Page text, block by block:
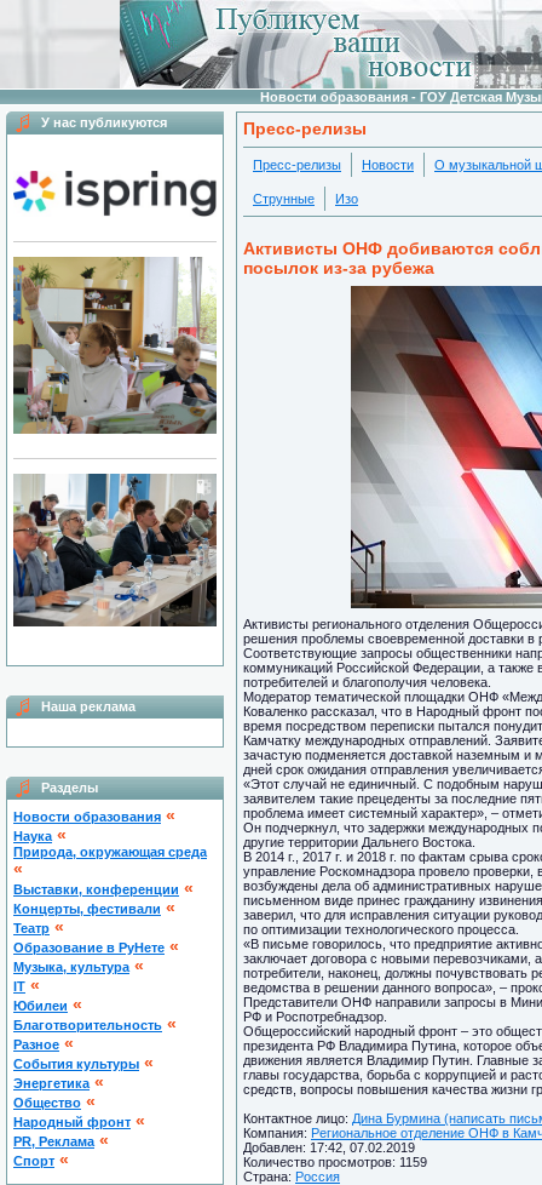
Новости образования - ГОУ Детская
У нас публикуются
Наша реклама
Разделы
Новости образования «
Наука «
Природа, окружающая среда
«
Выставки, конференции «
Концерты, фестивали «
Театр «
Образование в РуНете «
Музыка, культура «
IT «
Юбилеи «
Благотворительность «
Разное «
Cобытия культуры «
Энергетика «
Общество «
Народный фронт «
PR, Реклама «
Спорт «
Пресс-релизы
Пресс-релизы Новости О музыкальной
Струнные Изо
Активисты ОНФ добиваются
посылок из-за рубежа
Активисты регионального отделения
решения проблемы своевременной доставки в
Соответствующие запросы общественники
коммуникаций Российской Федерации, а
потребителей и благополучия человека.
Модератор тематической площадки ОНФ
Коваленко рассказал, что в Народный фронт
время посредством переписки пытался
Камчатку международных отправлений.
зачастую подменяется доставкой наземным и
дней срок ожидания отправления
«Этот случай не единичный. С подобным
заявителем такие прецеденты за последние
проблема имеет системный характер», –
Он подчеркнул, что задержки международных
другие территории Дальнего Востока.
В 2014 г., 2017 г. и 2018 г. по фактам срыва
управление Роскомнадзора провело проверки,
возбуждены дела об административных
письменном виде принес гражданину
заверил, что для исправления ситуации
по оптимизации технологического процесса.
«В письме говорилось, что предприятие
заключает договора с новыми перевозчиками,
потребители, наконец, должны почувствовать
ведомства в решении данного вопроса», –
Представители ОНФ направили запросы в
РФ и Роспотребнадзор.
Общероссийский народный фронт – это
президента РФ Владимира Путина, которое
движения является Владимир Путин. Главные
главы государства, борьба с коррупцией и
средств, вопросы повышения качества жизни
Контактное лицо: Дина Бурмина (написать
Компания: Региональное отделение ОНФ в
Добавлен: 17:42, 07.02.2019
Количество просмотров: 1159
Страна: Россия